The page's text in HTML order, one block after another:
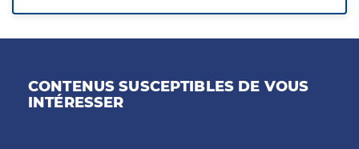
CONTENUS SUSCEPTIBLES DE VOUS
INTÉRESSER